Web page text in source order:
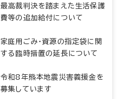
最高裁判決を踏まえた生活保護
費等の追加給付について
家庭用ごみ・資源の指定袋に関
する臨時措置の延長について
令和8年熊本地震災害義援金を
募集しています